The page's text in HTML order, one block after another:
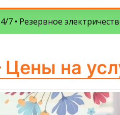
7 • Резервное
на